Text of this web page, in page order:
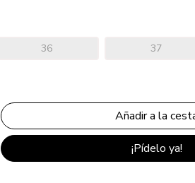
36 37
¡Pídelo ya!